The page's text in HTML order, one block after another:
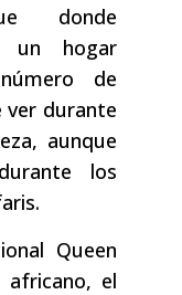
donde
un hogar
de
ver durante
aunque
los
Queen
africano, el